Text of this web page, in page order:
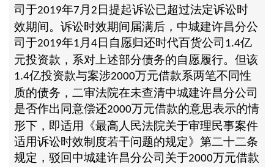
司于2019年7 月 2 日提起诉讼已超过法定诉讼时
效期间。诉讼时效期间届满后，中城建许昌分公
司于2019年1 月4日自愿归还时代百货公司 1.4亿
元投资款，系对上述部分债务的自愿履行。但该
1.4亿投资款与案涉2000万元借款系两笔不同性
质的债务，二审法院在未查清中城建许昌分公司
是否作出同意偿还2000万元借款的意思表示的情
形下，即适用《最高人民法院关于审理民事案件
适用诉讼时效制度若干问题的规定》第二十二条
规定，驳回中城建许昌分公司关于2000万元借款